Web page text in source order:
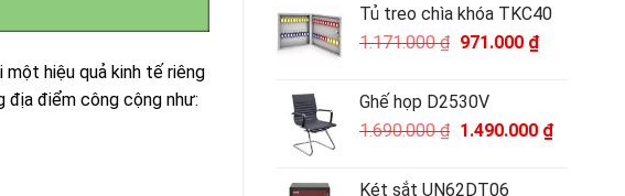
hiệu quả kinh tế riêng
địa điểm công cộng như:
1.830.000 ₫.
Tủ treo chìa khóa TKC40
1.171.000₫ Giá
1.171.000 ₫.
971.000 ₫Giá
971.000 ₫.
Ghế họp D2530V
1.690.000₫ Giá
1.490.000 ₫Giá
Két sắt UN62DT06